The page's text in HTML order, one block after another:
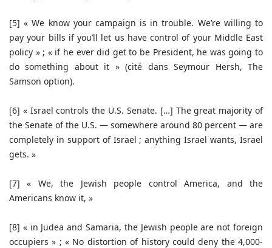
[5] « We know your campaign is in trouble. We’re willing to
pay your bills if you’ll let us have control of your Middle East
policy » ; « if he ever did get to be President, he was going to
do something about it » (cité dans Seymour Hersh, The
Samson option).
[6] « Israel controls the U.S. Senate. […] The great majority of
the Senate of the U.S. — somewhere around 80 percent — are
completely in support of Israel ; anything Israel wants, Israel
gets. »
[7] « We, the Jewish people control America, and the
Americans know it, »
[8] « in Judea and Samaria, the Jewish people are not foreign
occupiers » ; « No distortion of history could deny the 4,000-